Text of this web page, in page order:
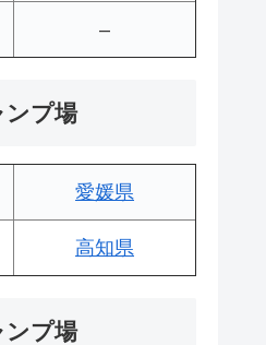
–
ンプ場
愛媛県
高知県
ンプ場